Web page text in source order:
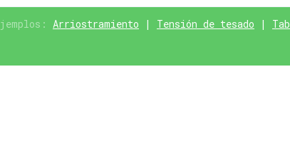
Arriostramiento | Tensión de tesado |